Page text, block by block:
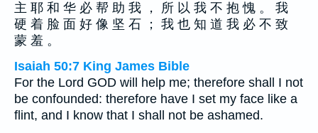
主 耶 和 华 必 帮 助 我 ， 所 以 我 不 抱 愧 。 我
硬 着 脸 面 好 像 坚 石 ； 我 也 知 道 我 必 不 致
蒙 羞 。
Isaiah 50:7 King James Bible
For the Lord GOD will help me; therefore shall I not
be confounded: therefore have I set my face like a
flint, and I know that I shall not be ashamed.